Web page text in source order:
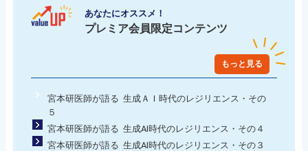
あなたにオススメ！
プレミア会員限定コンテンツ
もっと見る
宮本研医師が語る 生成ＡＩ時代のレジリエンス・その
５
宮本研医師が語る 生成AI時代のレジリエンス・その４
宮本研医師が語る 生成AI時代のレジリエンス・その３